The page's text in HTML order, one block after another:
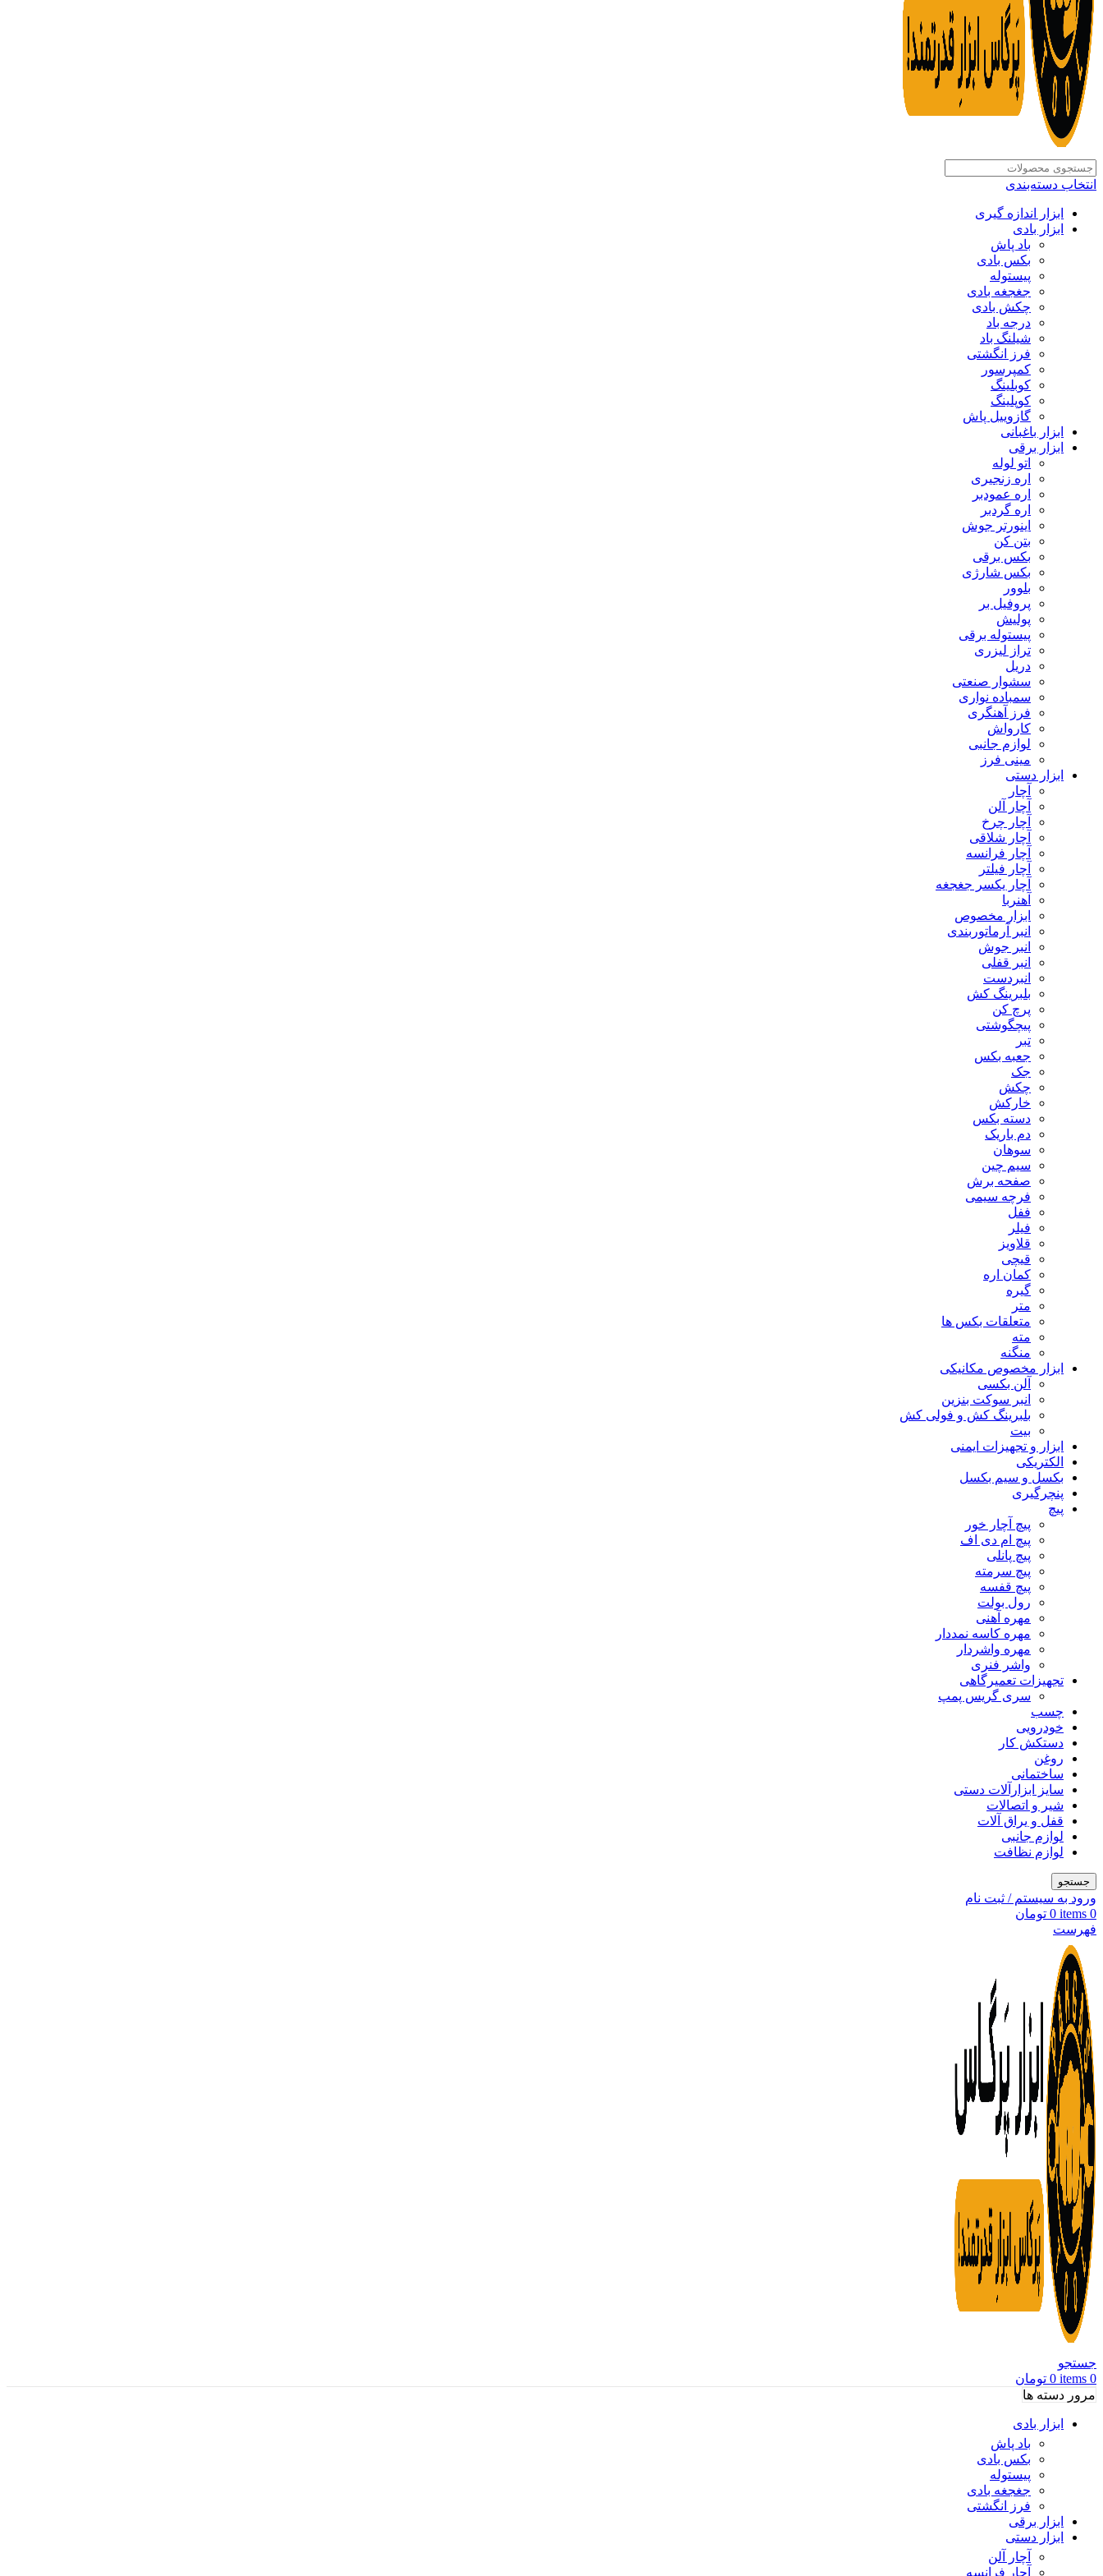
انتخاب دسته‌بندی
ابزار اندازه گیری
ابزار بادی
باد پاش
بکس بادی
پیستوله
جغجغه بادی
چکش بادی
درجه باد
شیلنگ باد
فرز انگشتی
کمپرسور
کوبلینگ
کوپلینگ
گازوییل پاش
ابزار باغبانی
ابزار برقی
اتو لوله
اره زنجیری
اره عمودبر
اره گردبر
اینورتر جوش
بتن کن
بکس برقی
بکس شارژی
بلوور
پروفیل بر
پولیش
پیستوله برقی
تراز لیزری
دریل
سشوار صنعتی
سمباده نواری
فرز آهنگری
کارواش
لوازم جانبی
مینی فرز
ابزار دستی
آچار
آچار آلن
آچار چرخ
آچار شلاقی
آچار فرانسه
آچار فیلتر
آچار یکسر جغجغه
آهنربا
ابزار مخصوص
انبر آرماتوربندی
انبر جوش
انبر قفلی
انبردست
بلبرینگ کش
پرچ کن
پیچگوشتی
تبر
جعبه بکس
جک
چکش
خارکش
دسته بکس
دم باریک
سوهان
سیم چین
صفحه برش
فرچه سیمی
ففل
فیلر
قلاویز
قیچی
کمان اره
گیره
متر
متعلقات بکس ها
مته
منگنه
ابزار مخصوص مکانیکی
آلن بکسی
انبر سوکت بنزین
بلبرینگ کش و فولی کش
بیت
ابزار و تجهیزات ایمنی
الکتریکی
بکسل و سیم بکسل
پنچرگیری
پیچ
پیچ آچار خور
پیچ ام دی اف
پیچ پانلی
پیچ سرمته
پیچ قفسه
رول بولت
مهره آهنی
مهره کاسه نمددار
مهره واشردار
واشر فنری
تجهیزات تعمیرگاهی
سری گریس پمپ
چسب
خودرویی
دستکش کار
روغن
ساختمانی
سایز ابزارآلات دستی
شیر و اتصالات
قفل و یراق آلات
لوازم جانبی
لوازم نظافت
جستجو
ورود به سیستم / ثبت نام
0
items
0 تومان
فهرست
جستجو
0
items
0 تومان
مرور دسته ها
ابزار بادی
باد پاش
بکس بادی
پیستوله
جغجغه بادی
فرز انگشتی
ابزار برقی
ابزار دستی
آچار آلن
آچار فرانسه